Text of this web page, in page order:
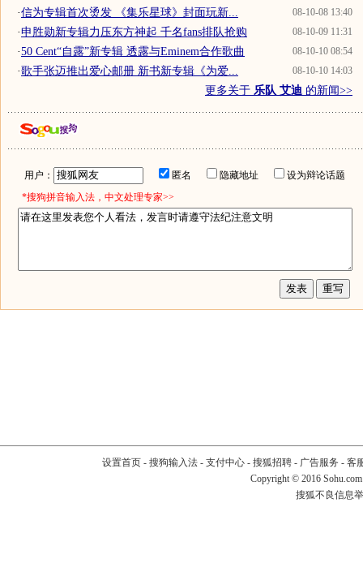
08-10-08 13:40
·信为专辑首次烫发 《集乐星球》封面玩新...
08-10-09 11:31
·申胜勋新专辑力压东方神起 千名fans排队抢购
08-10-10 08:54
·50 Cent“自露”新专辑 透露与Eminem合作歌曲
08-10-10 14:03
·歌手张迈推出爱心邮册 新书新专辑《为爱...
更多关于 乐队 艾迪 的新闻>>
用户： 匿名 隐藏地址
设为辩论话题
*搜狗拼音输入法，中文处理专家>>
设置首页- 搜狗输入法- 支付中心- 搜狐招聘- 广告服务 - 客
Copyright © 2016
搜狐不良信息